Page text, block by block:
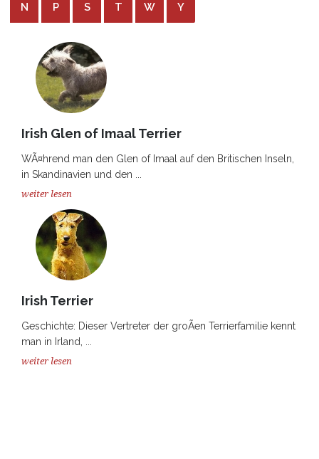
N P S T W Y
Irish Glen of Imaal Terrier
WÃ¤hrend man den Glen of Imaal auf den Britischen Inseln,
in Skandinavien und den ...
weiter lesen
Irish Terrier
Geschichte: Dieser Vertreter der groÃen Terrierfamilie kennt
man in Irland, ...
weiter lesen